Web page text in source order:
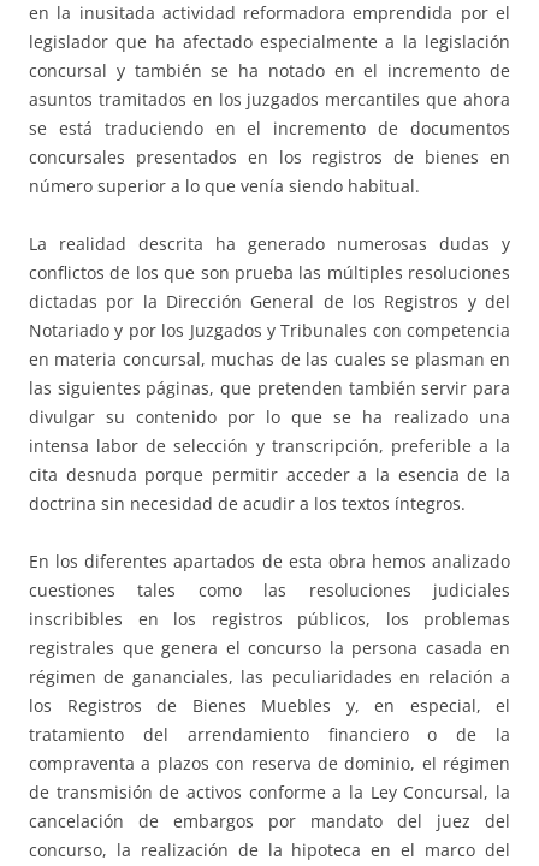
en la inusitada actividad reformadora emprendida por el
legislador que ha afectado especialmente a la legislación
concursal y también se ha notado en el incremento de
asuntos tramitados en los juzgados mercantiles que ahora
se está traduciendo en el incremento de documentos
concursales presentados en los registros de bienes en
número superior a lo que venía siendo habitual.
La realidad descrita ha generado numerosas dudas y
conflictos de los que son prueba las múltiples resoluciones
dictadas por la Dirección General de los Registros y del
Notariado y por los Juzgados y Tribunales con competencia
en materia concursal, muchas de las cuales se plasman en
las siguientes páginas, que pretenden también servir para
divulgar su contenido por lo que se ha realizado una
intensa labor de selección y transcripción, preferible a la
cita desnuda porque permitir acceder a la esencia de la
doctrina sin necesidad de acudir a los textos íntegros.
En los diferentes apartados de esta obra hemos analizado
cuestiones tales como las resoluciones judiciales
inscribibles en los registros públicos, los problemas
registrales que genera el concurso la persona casada en
régimen de gananciales, las peculiaridades en relación a
los Registros de Bienes Muebles y, en especial, el
tratamiento del arrendamiento financiero o de la
compraventa a plazos con reserva de dominio, el régimen
de transmisión de activos conforme a la Ley Concursal, la
cancelación de embargos por mandato del juez del
concurso, la realización de la hipoteca en el marco del